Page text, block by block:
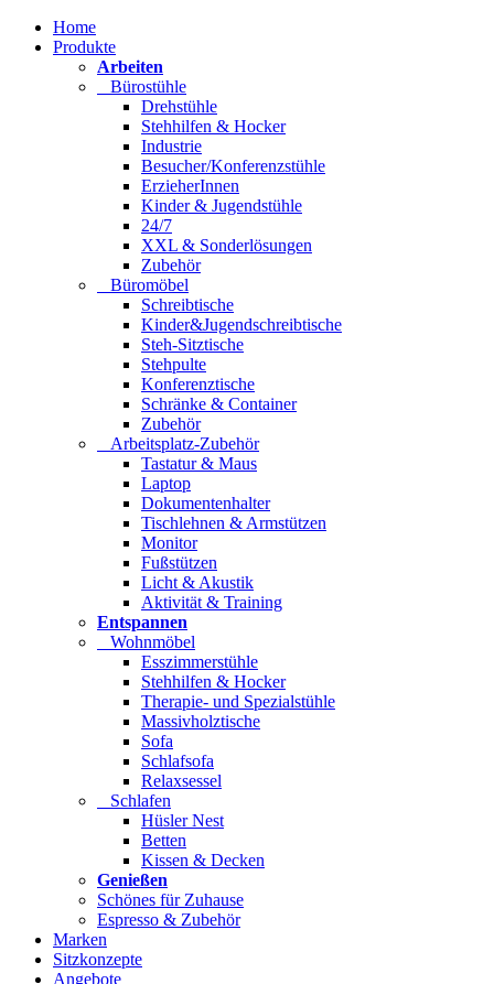
Home
Produkte
Arbeiten
Bürostühle
Drehstühle
Stehhilfen & Hocker
Industrie
Besucher/Konferenzstühle
ErzieherInnen
Kinder & Jugendstühle
24/7
XXL & Sonderlösungen
Zubehör
Büromöbel
Schreibtische
Kinder&Jugendschreibtische
Steh-Sitztische
Stehpulte
Konferenztische
Schränke & Container
Zubehör
Arbeitsplatz-Zubehör
Tastatur & Maus
Laptop
Dokumentenhalter
Tischlehnen & Armstützen
Monitor
Fußstützen
Licht & Akustik
Aktivität & Training
Entspannen
Wohnmöbel
Esszimmerstühle
Stehhilfen & Hocker
Therapie- und Spezialstühle
Massivholztische
Sofa
Schlafsofa
Relaxsessel
Schlafen
Hüsler Nest
Betten
Kissen & Decken
Genießen
Schönes für Zuhause
Espresso & Zubehör
Marken
Sitzkonzepte
Angebote